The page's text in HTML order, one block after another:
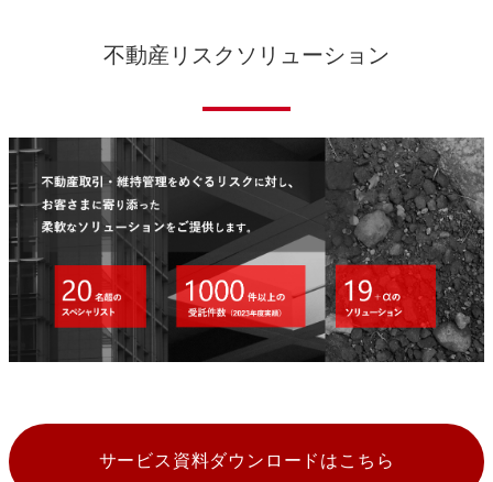
不動産リスクソリューション
サービス資料ダウンロードはこちら